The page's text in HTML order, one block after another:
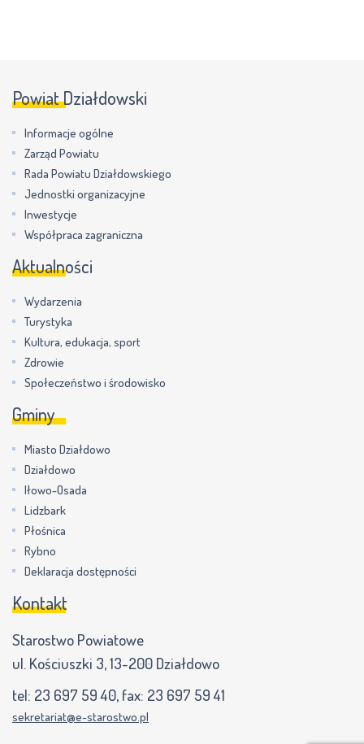
Powiat Działdowski
Informacje ogólne
Zarząd Powiatu
Rada Powiatu Działdowskiego
Jednostki organizacyjne
Inwestycje
Współpraca zagraniczna
Aktualności
Wydarzenia
Turystyka
Kultura, edukacja, sport
Zdrowie
Społeczeństwo i środowisko
Gminy
Miasto Działdowo
Działdowo
Iłowo-Osada
Lidzbark
Płośnica
Rybno
Deklaracja dostępności
Kontakt
Starostwo Powiatowe
ul. Kościuszki 3, 13-200 Działdowo
tel: 23 697 59 40, fax: 23 697 59 41
sekretariat@e-starostwo.pl